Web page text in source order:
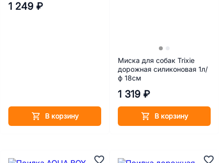
1 249 ₽
В корзину
Миска для собак Trixie
дорожная силиконовая 1л/
ф 18см
1 319 ₽
В корзину